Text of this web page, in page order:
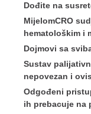
Dođite na
MijelomCRO
hematološkim i
Dojmovi sa
Sustav
nepovezan i
Odgođeni
ih prebacuje na